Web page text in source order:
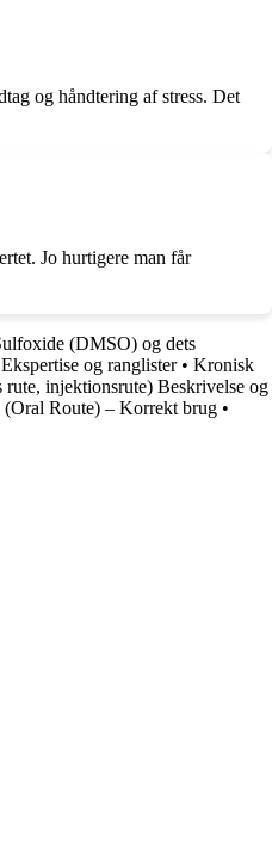
og håndtering af stress. Det
Jo hurtigere man får
(DMSO) og dets
og ranglister• Kronisk
injektionsrute) Beskrivelse og
Route) – Korrekt brug •